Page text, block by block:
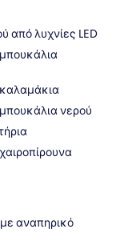
από λυχνίες LED
νερού
αναπηρικό